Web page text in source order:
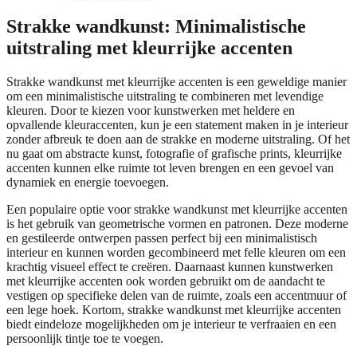
Strakke wandkunst: Minimalistische
uitstraling met kleurrijke accenten
Strakke wandkunst met kleurrijke accenten is een geweldige manier
om een minimalistische uitstraling te combineren met levendige
kleuren. Door te kiezen voor kunstwerken met heldere en
opvallende kleuraccenten, kun je een statement maken in je interieur
zonder afbreuk te doen aan de strakke en moderne uitstraling. Of het
nu gaat om abstracte kunst, fotografie of grafische prints, kleurrijke
accenten kunnen elke ruimte tot leven brengen en een gevoel van
dynamiek en energie toevoegen.
Een populaire optie voor strakke wandkunst met kleurrijke accenten
is het gebruik van geometrische vormen en patronen. Deze moderne
en gestileerde ontwerpen passen perfect bij een minimalistisch
interieur en kunnen worden gecombineerd met felle kleuren om een
krachtig visueel effect te creëren. Daarnaast kunnen kunstwerken
met kleurrijke accenten ook worden gebruikt om de aandacht te
vestigen op specifieke delen van de ruimte, zoals een accentmuur of
een lege hoek. Kortom, strakke wandkunst met kleurrijke accenten
biedt eindeloze mogelijkheden om je interieur te verfraaien en een
persoonlijk tintje toe te voegen.